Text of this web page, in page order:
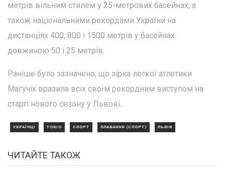
метрів вільним стилем у 25-метрових басейнах, а
також національними рекордами України на
дистанціях 400, 800 і 1500 метрів у басейнах
довжиною 50 і 25 метрів.
Раніше було зазначено, що зірка легкої атлетики
Магучіх вразила всіх своїм рекордним виступом на
старті нового сезону у Львові.
УКРАЇНЦІ ТОКІО СПОРТ ПЛАВАННЯ (СПОРТ) ЛЬВІВ
ЧИТАЙТЕ ТАКОЖ